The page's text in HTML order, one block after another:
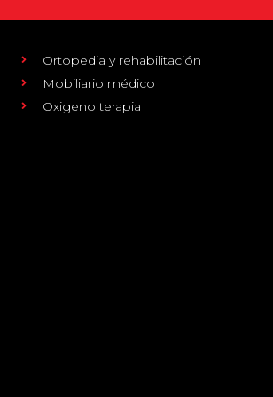
Ortopedia y rehabilitación
Mobiliario médico
Oxigeno terapia